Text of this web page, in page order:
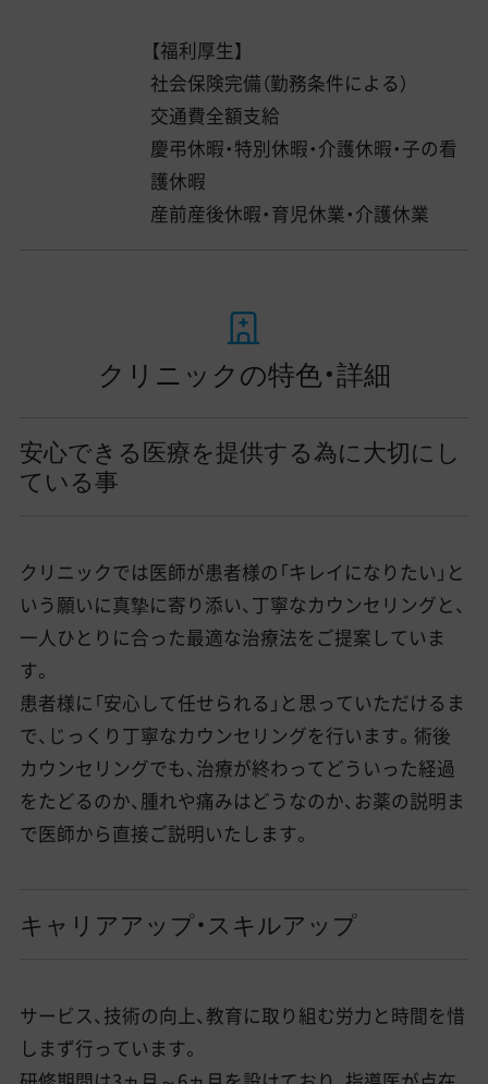
【福利厚生】
社会保険完備（勤務条件による）
交通費全額支給
慶弔休暇・特別休暇・介護休暇・子の看
護休暇
産前産後休暇・育児休業・介護休業
クリニックの特色・詳細
安心できる医療を提供する為に大切にし
ている事
クリニックでは医師が患者様の「キレイになりたい」と
いう願いに真摯に寄り添い、丁寧なカウンセリングと、
一人ひとりに合った最適な治療法をご提案していま
す。
患者様に「安心して任せられる」と思っていただけるま
で、じっくり丁寧なカウンセリングを行います。術後
カウンセリングでも、治療が終わってどういった経過
をたどるのか、腫れや痛みはどうなのか、お薬の説明ま
で医師から直接ご説明いたします。
キャリアアップ・スキルアップ
サービス、技術の向上、教育に取り組む労力と時間を惜
しまず行っています。